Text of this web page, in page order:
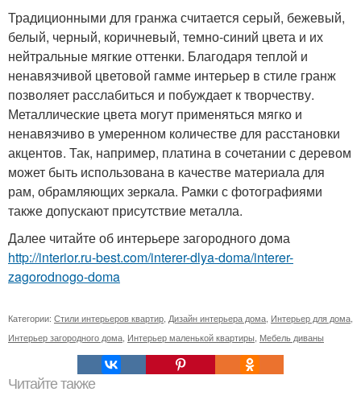
Традиционными для гранжа считается серый, бежевый,
белый, черный, коричневый, темно-синий цвета и их
нейтральные мягкие оттенки. Благодаря теплой и
ненавязчивой цветовой гамме интерьер в стиле гранж
позволяет расслабиться и побуждает к творчеству.
Металлические цвета могут применяться мягко и
ненавязчиво в умеренном количестве для расстановки
акцентов. Так, например, платина в сочетании с деревом
может быть использована в качестве материала для
рам, обрамляющих зеркала. Рамки с фотографиями
также допускают присутствие металла.
Далее читайте об интерьере загородного дома
http://interior.ru-best.com/interer-dlya-doma/interer-
zagorodnogo-doma
Категории: Стили интерьеров квартир Дизайн интерьера дома Интерьер для дома
Интерьер загородного дома Интерьер маленькой квартиры Мебель диваны
Читайте также